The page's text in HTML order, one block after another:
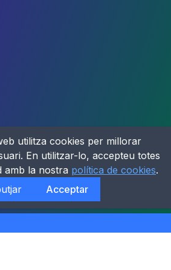
utilitza cookies per millorar
En utilitzar-lo, accepteu totes
amb la nostra política de cookies.
Acceptar